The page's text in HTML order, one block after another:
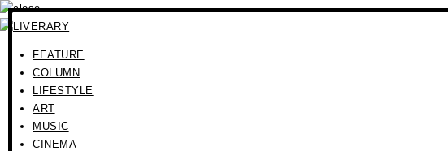
FEATURE
COLUMN
LIFESTYLE
ART
MUSIC
CINEMA